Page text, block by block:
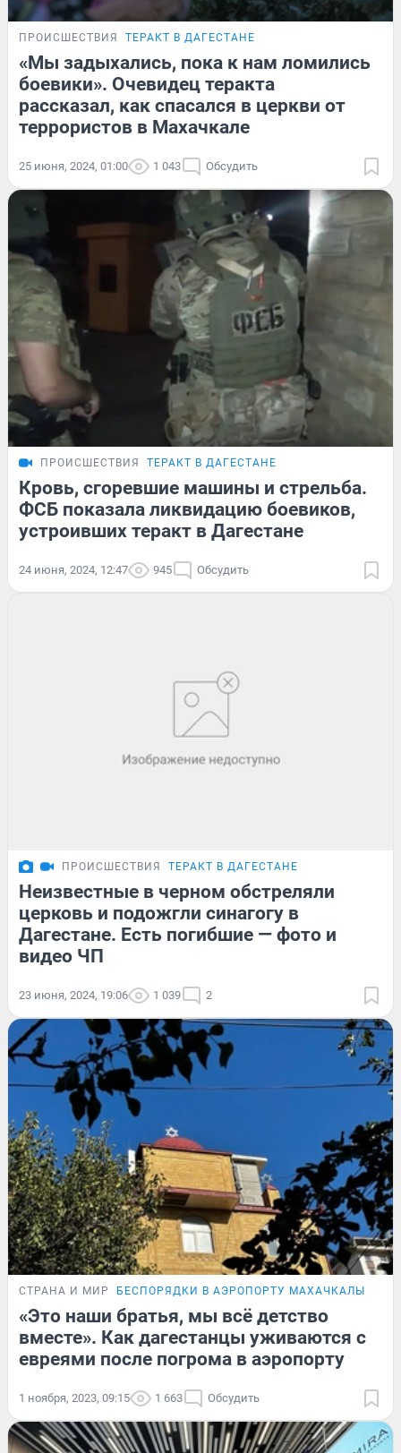
ПРОИСШЕСТВИЯ ТЕРАКТ В ДАГЕСТАНЕ
«Мы задыхались, пока к нам ломились
боевики». Очевидец теракта
рассказал, как спасался в церкви от
террористов в Махачкале
25 июня, 2024, 01:00 1 043 Обсудить
ПРОИСШЕСТВИЯ ТЕРАКТ В ДАГЕСТАНЕ
Кровь, сгоревшие машины и стрельба.
ФСБ показала ликвидацию боевиков,
устроивших теракт в Дагестане
24 июня, 2024, 12:47 945 Обсудить
ПРОИСШЕСТВИЯ ТЕРАКТ В ДАГЕСТАНЕ
Неизвестные в черном обстреляли
церковь и подожгли синагогу в
Дагестане. Есть погибшие — фото и
видео ЧП
23 июня, 2024, 19:06 1 039 2
СТРАНА И МИР БЕСПОРЯДКИ В АЭРОПОРТУ МАХАЧКАЛЫ
«Это наши братья, мы всё детство
вместе». Как дагестанцы уживаются с
евреями после погрома в аэропорту
1 ноября, 2023, 09:15 1 663 Обсудить